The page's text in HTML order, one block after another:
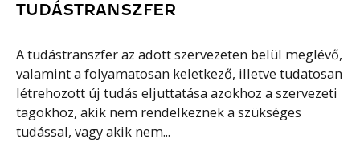
TUDÁSTRANSZFER
A tudástranszfer az adott szervezeten belül meglévő,
valamint a folyamatosan keletkező, illetve tudatosan
létrehozott új tudás eljuttatása azokhoz a szervezeti
tagokhoz, akik nem rendelkeznek a szükséges
tudással, vagy akik nem...